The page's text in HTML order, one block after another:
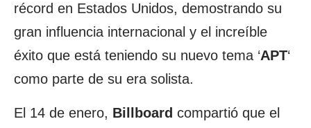
récord en Estados Unidos, demostrando su
gran influencia internacional y el increíble
éxito que está teniendo su nuevo tema ‘APT‘
como parte de su era solista.
El 14 de enero, Billboard compartió que el